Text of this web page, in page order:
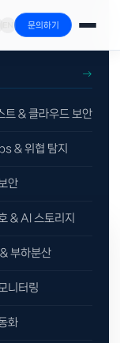
문의하기
트 & 클라우드 보안
& 위협 탐지
안
& AI 스토리지
부하분산
니터링
화
아키텍처 전
례
러(ZIA)로 완성한